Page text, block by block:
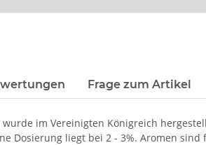
Frage zum Artikel
wurde im Vereinigten Königreich
Dosierung liegt bei 2 - 3%. Aromen